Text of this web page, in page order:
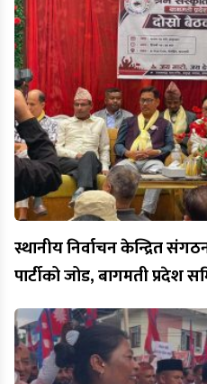
स्थानीय निर्वाचन केन्द्रित
पार्टीको जोड, बागमती प्रदेश